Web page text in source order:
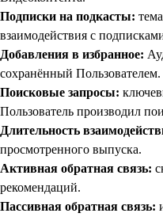
Подписки на подкасты:
взаимодействия с
Добавления в избранное:
сохранённый Пользователем.
Поисковые запросы:
Пользователь производил
Длительность
просмотренного выпуска.
Активная обратная связь:
рекомендаций.
Пассивная обратная связь: